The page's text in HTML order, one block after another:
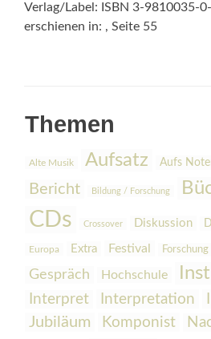
Verlag/Label: ISBN 3-9810035-
erschienen in: , Seite 55
Themen
Alte Musik Aufsatz Aufs
Bericht Bildung / Forschung
CDs Crossover Diskussion
Europa Extra Festival Forschung
Gespräch Hochschule
Interpret Interpretation
Jubiläum
Komponist